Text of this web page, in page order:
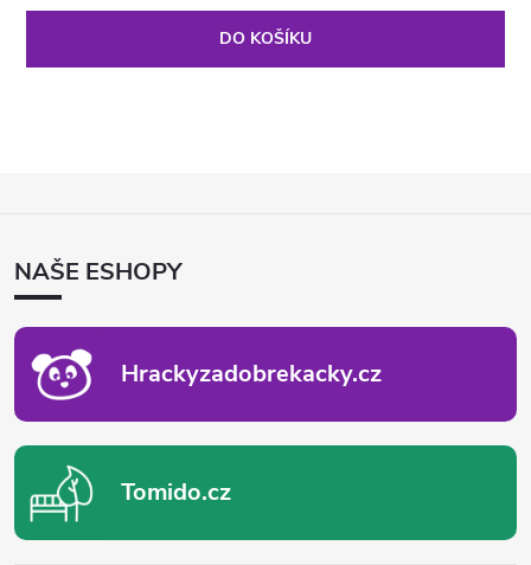
DO KOŠÍKU
ANAŠE ESHOPY
Hrackyzadobrekacky.cz
Tomido.cz